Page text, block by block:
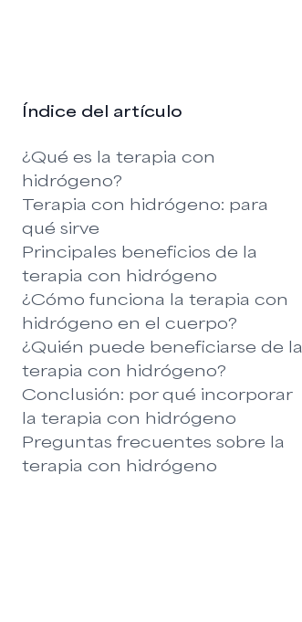
Índice del artículo
¿Qué es la terapia con
hidrógeno?
Terapia con hidrógeno: para
qué sirve
Principales beneficios de la
terapia con hidrógeno
¿Cómo funciona la terapia con
hidrógeno en el cuerpo?
¿Quién puede beneficiarse de la
terapia con hidrógeno?
Conclusión: por qué incorporar
la terapia con hidrógeno
Preguntas frecuentes sobre la
terapia con hidrógeno